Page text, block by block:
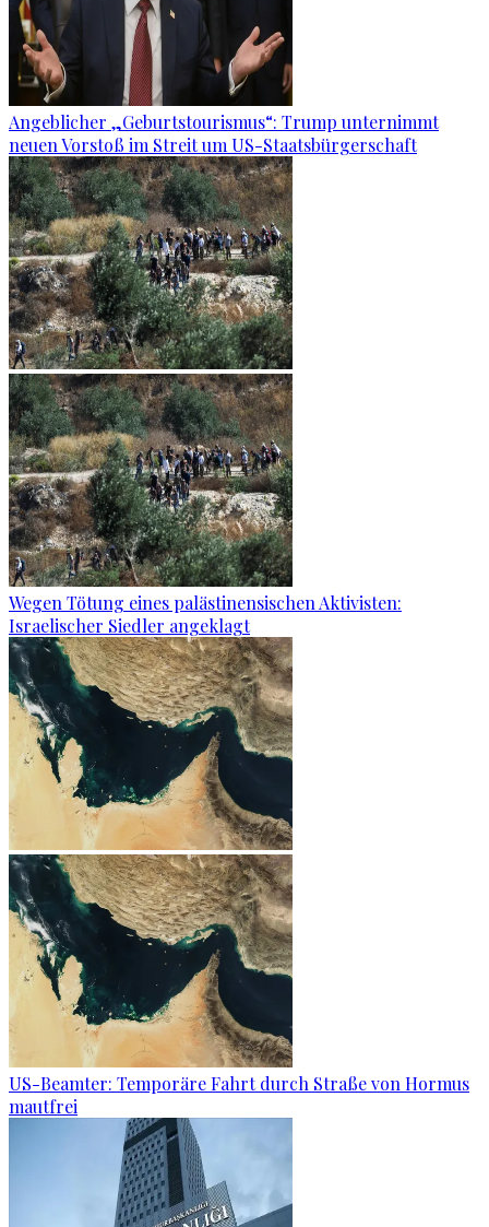
Angeblicher „Geburtstourismus“: Trump unternimmt
neuen Vorstoß im Streit um US-Staatsbürgerschaft
Wegen Tötung eines palästinensischen Aktivisten:
Israelischer Siedler angeklagt
US-Beamter: Temporäre Fahrt durch Straße von Hormus
mautfrei